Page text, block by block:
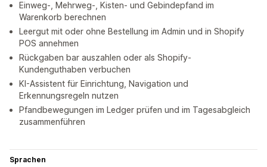
Einweg-, Mehrweg-, Kisten- und Gebindepfand im
Warenkorb berechnen
Leergut mit oder ohne Bestellung im Admin und in Shopify
POS annehmen
Rückgaben bar auszahlen oder als Shopify-
Kundenguthaben verbuchen
KI-Assistent für Einrichtung, Navigation und
Erkennungsregeln nutzen
Pfandbewegungen im Ledger prüfen und im Tagesabgleich
zusammenführen
Sprachen